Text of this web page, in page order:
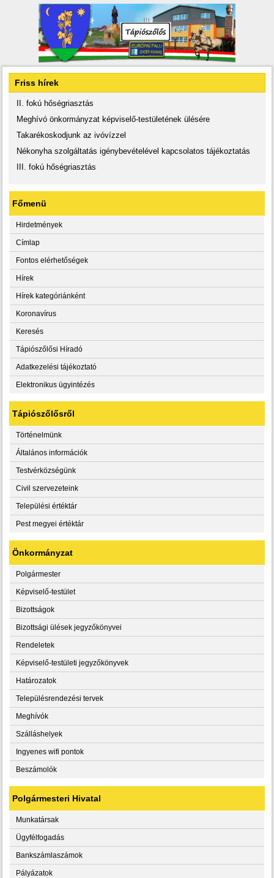
Friss hírek
II. fokú hőségriasztás
Meghívó önkormányzat képviselő-testületének ülésére
Takarékoskodjunk az ivóvízzel
Nékonyha szolgáltatás igénybevételével kapcsolatos tájékoztatás
III. fokú hőségriasztás
Főmenü
Hirdetmények
Címlap
Fontos elérhetőségek
Hírek
Hírek kategóriánként
Koronavírus
Keresés
Tápiószőlősi Híradó
Adatkezelési tájékoztató
Elektronikus ügyintézés
Tápiószőlősről
Történelmünk
Általános információk
Testvérközségünk
Civil szervezeteink
Települési értéktár
Pest megyei értéktár
Önkormányzat
Polgármester
Képviselő-testület
Bizottságok
Bizottsági ülések jegyzőkönyvei
Rendeletek
Képviselő-testületi jegyzőkönyvek
Határozatok
Településrendezési tervek
Meghívók
Szálláshelyek
Ingyenes wifi pontok
Beszámolók
Polgármesteri Hivatal
Munkatársak
Ügyfélfogadás
Bankszámlaszámok
Pályázatok